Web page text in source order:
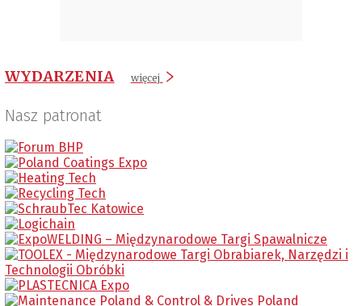
WYDARZENIA więcej
Nasz patronat